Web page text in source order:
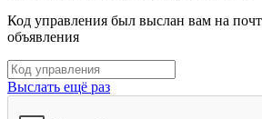
Код управления был выслан вам на
объявления
Выслать ещё раз